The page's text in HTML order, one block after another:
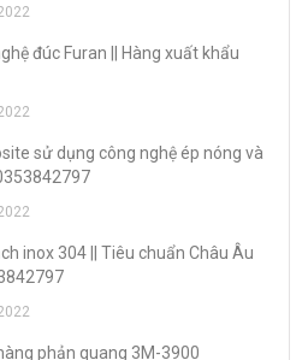
đúc Furan || Hàng xuất khẩu
sử dụng công nghệ ép nóng và
inox 304 || Tiêu chuẩn Châu Âu
phản quang 3M-3900